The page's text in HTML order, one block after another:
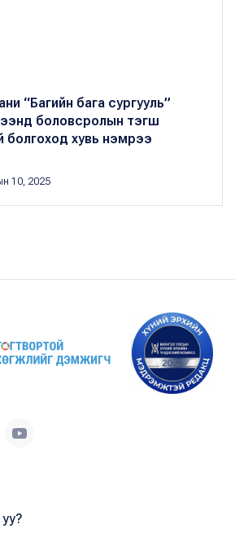
“Багийн бага сургууль”
боловсролын тэгш
болгоход хувь нэмрээ
10, 2025